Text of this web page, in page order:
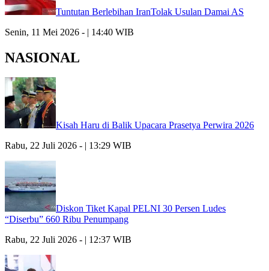
Tuntutan Berlebihan IranTolak Usulan Damai AS
Senin, 11 Mei 2026 - | 14:40 WIB
NASIONAL
Kisah Haru di Balik Upacara Prasetya Perwira 2026
Rabu, 22 Juli 2026 - | 13:29 WIB
Diskon Tiket Kapal PELNI 30 Persen Ludes
“Diserbu” 660 Ribu Penumpang
Rabu, 22 Juli 2026 - | 12:37 WIB